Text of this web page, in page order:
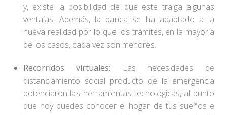
y, existe la posibilidad de que este traiga algunas
ventajas. Además, la banca se ha adaptado a la
nueva realidad por lo que los trámites, en la mayoría
de los casos, cada vez son menores.
Recorridos virtuales: Las necesidades de
distanciamiento social producto de la emergencia
potenciaron las herramientas tecnológicas, al punto
que hoy puedes conocer el hogar de tus sueños e